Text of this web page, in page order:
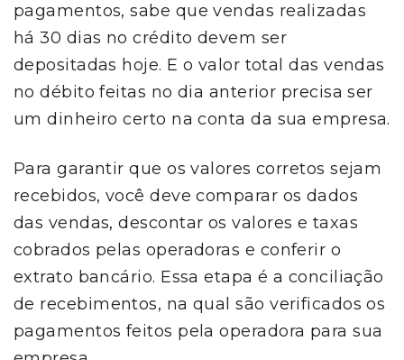
pagamentos, sabe que vendas realizadas
há 30 dias no crédito devem ser
depositadas hoje. E o valor total das vendas
no débito feitas no dia anterior precisa ser
um dinheiro certo na conta da sua empresa.
Para garantir que os valores corretos sejam
recebidos, você deve comparar os dados
das vendas, descontar os valores e taxas
cobrados pelas operadoras e conferir o
extrato bancário. Essa etapa é a conciliação
de recebimentos, na qual são verificados os
pagamentos feitos pela operadora para sua